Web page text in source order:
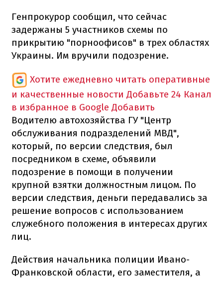
Генпрокурор сообщил, что сейчас
задержаны 5 участников схемы по
прикрытию "порноофисов" в трех областях
Украины. Им вручили подозрение.
Хотите ежедневно читать оперативные
и качественные новости Добавьте 24 Канал
в избранное в Google Добавить
Водителю автохозяйства ГУ "Центр
обслуживания подразделений МВД",
который, по версии следствия, был
посредником в схеме, объявили
подозрение в помощи в получении
крупной взятки должностным лицом. По
версии следствия, деньги передавались за
решение вопросов с использованием
служебного положения в интересах других
лиц.
Действия начальника полиции Ивано-
Франковской области, его заместителя, а